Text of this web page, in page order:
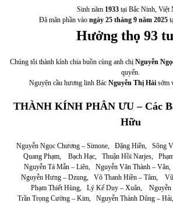
Sinh năm 1933tại Bắc Ninh, Việt
Đã mãn phần vào ngày 25 tháng 9 năm 2025
Hưởng thọ 93
Chúng tôi thành kính chia buồn cùng anh chị Nguyễn
quyến.
Nguyện cầu hương linh Bác Nguyễn Thị Hải sớm
THÀNH KÍNH PHÂN ƯU – Các
Hữu
Nguyễn Ngọc Chương – Simone, Đặng Hiền, Sông
Quang Phạm, Bạch Hạc, Thuận Hồi Narjes,
Nguyễn Tá Mẫn – Liên, Nguyễn Văn Thành –
Nguyễn Hưng – Dzung, Võ Thanh Hiền – Tâm, Vũ
Phạm Thiết Hùng, Lý Kế Duy – Xuân, Nguyễn
Trần Trọng Cường – Kim, Nguyễn Thành Dũng –